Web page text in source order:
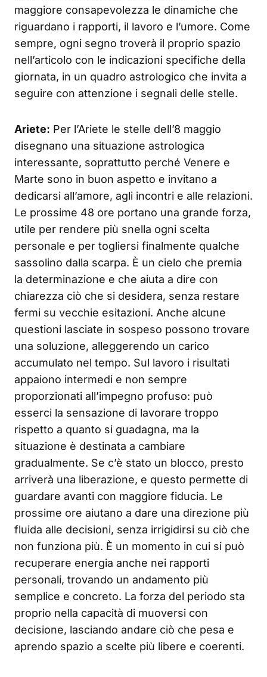
maggiore consapevolezza le dinamiche che
riguardano i rapporti, il lavoro e l’umore. Come
sempre, ogni segno troverà il proprio spazio
nell’articolo con le indicazioni specifiche della
giornata, in un quadro astrologico che invita a
seguire con attenzione i segnali delle stelle.
Ariete: Per l’Ariete le stelle dell’8 maggio
disegnano una situazione astrologica
interessante, soprattutto perché Venere e
Marte sono in buon aspetto e invitano a
dedicarsi all’amore, agli incontri e alle relazioni.
Le prossime 48 ore portano una grande forza,
utile per rendere più snella ogni scelta
personale e per togliersi finalmente qualche
sassolino dalla scarpa. È un cielo che premia
la determinazione e che aiuta a dire con
chiarezza ciò che si desidera, senza restare
fermi su vecchie esitazioni. Anche alcune
questioni lasciate in sospeso possono trovare
una soluzione, alleggerendo un carico
accumulato nel tempo. Sul lavoro i risultati
appaiono intermedi e non sempre
proporzionati all’impegno profuso: può
esserci la sensazione di lavorare troppo
rispetto a quanto si guadagna, ma la
situazione è destinata a cambiare
gradualmente. Se c’è stato un blocco, presto
arriverà una liberazione, e questo permette di
guardare avanti con maggiore fiducia. Le
prossime ore aiutano a dare una direzione più
fluida alle decisioni, senza irrigidirsi su ciò che
non funziona più. È un momento in cui si può
recuperare energia anche nei rapporti
personali, trovando un andamento più
semplice e concreto. La forza del periodo sta
proprio nella capacità di muoversi con
decisione, lasciando andare ciò che pesa e
aprendo spazio a scelte più libere e coerenti.